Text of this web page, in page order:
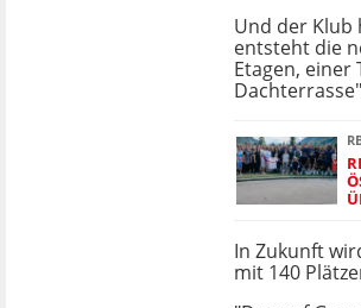
Und der Klub
entsteht die
Etagen,
In Zukunft
mit 140